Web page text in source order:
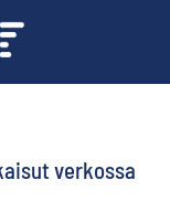
verkossa